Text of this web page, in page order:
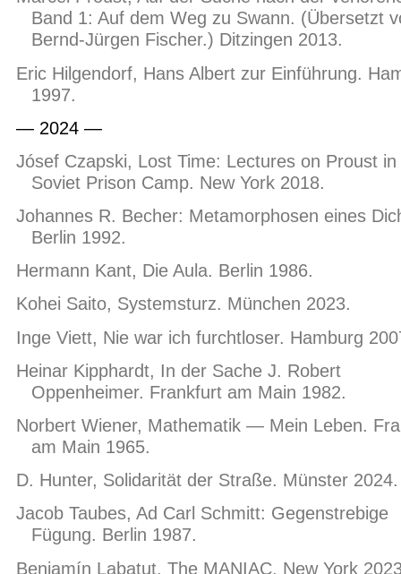
Band 1: Auf dem Weg zu Swann. (Übersetzt
Bernd-Jürgen Fischer.) Ditzingen 2013.
Eric Hilgendorf, Hans Albert zur Einführung.
1997.
— 2024 —
Jósef Czapski, Lost Time: Lectures on Proust in
Soviet Prison Camp. New York 2018.
Johannes R. Becher: Metamorphosen eines
Berlin 1992.
Hermann Kant, Die Aula. Berlin 1986.
Kohei Saito, Systemsturz. München 2023.
Inge Viett, Nie war ich furchtloser. Hamburg
Heinar Kipphardt, In der Sache J. Robert
Oppenheimer. Frankfurt am Main 1982.
Norbert Wiener, Mathematik — Mein Leben.
am Main 1965.
D. Hunter, Solidarität der Straße. Münster 2024.
Jacob Taubes, Ad Carl Schmitt: Gegenstrebige
Fügung. Berlin 1987.
Benjamín Labatut, The MANIAC. New York